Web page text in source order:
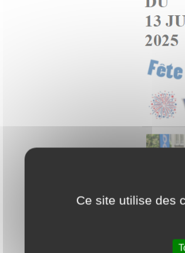
Ce site utilise des